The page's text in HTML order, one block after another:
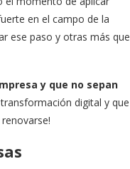
en el campo de la
ese paso y otras más que
y que no sepan
digital y que